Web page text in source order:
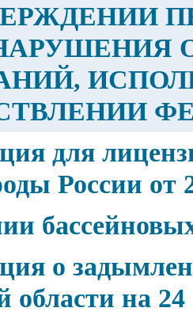
для
России от
о
области на 24